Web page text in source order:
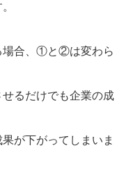
場合、①と②は変わら
るだけでも企業の成
が下がってしまいま